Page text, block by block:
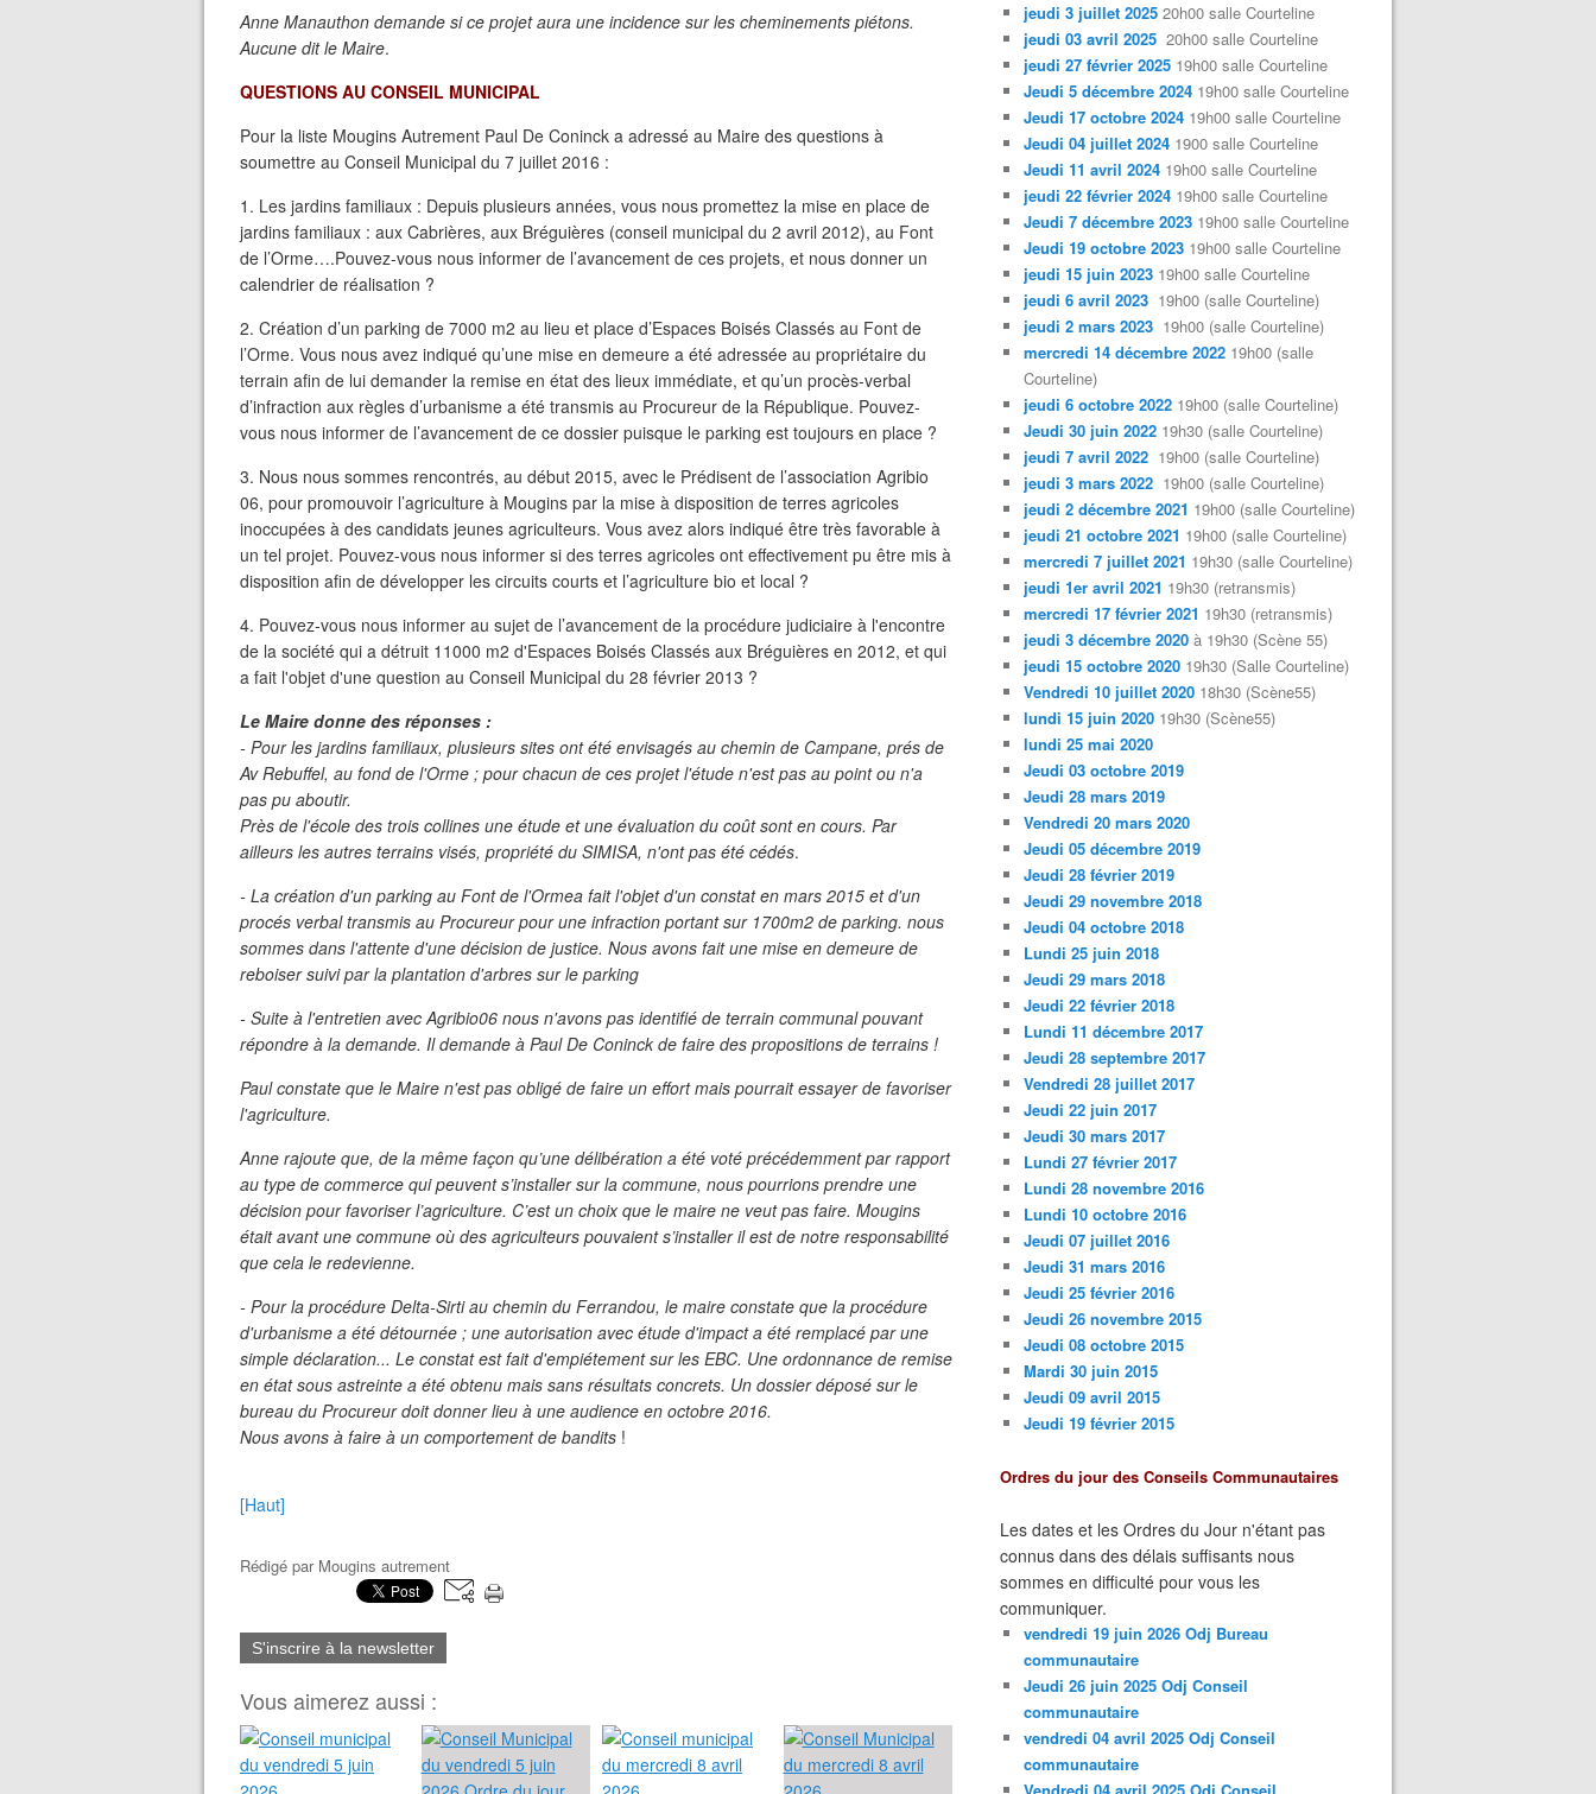
Anne Manauthon demande si ce projet aura une incidence sur les cheminements piétons.
Aucune dit le Maire.
QUESTIONS AU CONSEIL MUNICIPAL
Pour la liste Mougins Autrement Paul De Coninck a adressé au Maire des questions à
soumettre au Conseil Municipal du 7 juillet 2016 :
1. Les jardins familiaux : Depuis plusieurs années, vous nous promettez la mise en place de
jardins familiaux : aux Cabrières, aux Bréguières (conseil municipal du 2 avril 2012), au Font
de l’Orme….Pouvez-vous nous informer de l’avancement de ces projets, et nous donner un
calendrier de réalisation ?
2. Création d’un parking de 7000 m2 au lieu et place d’Espaces Boisés Classés au Font de
l’Orme. Vous nous avez indiqué qu’une mise en demeure a été adressée au propriétaire du
terrain afin de lui demander la remise en état des lieux immédiate, et qu’un procès-verbal
d’infraction aux règles d’urbanisme a été transmis au Procureur de la République. Pouvez-
vous nous informer de l’avancement de ce dossier puisque le parking est toujours en place ?
3. Nous nous sommes rencontrés, au début 2015, avec le Prédisent de l’association Agribio
06, pour promouvoir l’agriculture à Mougins par la mise à disposition de terres agricoles
inoccupées à des candidats jeunes agriculteurs. Vous avez alors indiqué être très favorable à
un tel projet. Pouvez-vous nous informer si des terres agricoles ont effectivement pu être mis à
disposition afin de développer les circuits courts et l’agriculture bio et local ?
4. Pouvez-vous nous informer au sujet de l’avancement de la procédure judiciaire à l'encontre
de la société qui a détruit 11000 m2 d'Espaces Boisés Classés aux Bréguières en 2012, et qui
a fait l'objet d'une question au Conseil Municipal du 28 février 2013 ?
Le Maire donne des réponses :
- Pour les jardins familiaux, plusieurs sites ont été envisagés au chemin de Campane, prés de
Av Rebuffel, au fond de l'Orme ; pour chacun de ces projet l'étude n'est pas au point ou n'a
pas pu aboutir.
Près de l'école des trois collines une étude et une évaluation du coût sont en cours. Par
ailleurs les autres terrains visés, propriété du SIMISA, n'ont pas été cédés.
- La création d'un parking au Font de l'Ormea fait l'objet d'un constat en mars 2015 et d'un
procés verbal transmis au Procureur pour une infraction portant sur 1700m2 de parking. nous
sommes dans l'attente d'une décision de justice. Nous avons fait une mise en demeure de
reboiser suivi par la plantation d'arbres sur le parking
- Suite à l'entretien avec Agribio06 nous n'avons pas identifié de terrain communal pouvant
répondre à la demande. Il demande à Paul De Coninck de faire des propositions de terrains !
Paul constate que le Maire n'est pas obligé de faire un effort mais pourrait essayer de favoriser
l'agriculture.
Anne rajoute que, de la même façon qu’une délibération a été voté précédemment par rapport
au type de commerce qui peuvent s’installer sur la commune, nous pourrions prendre une
décision pour favoriser l’agriculture. C’est un choix que le maire ne veut pas faire. Mougins
était avant une commune où des agriculteurs pouvaient s’installer il est de notre responsabilité
que cela le redevienne.
- Pour la procédure Delta-Sirti au chemin du Ferrandou, le maire constate que la procédure
d'urbanisme a été détournée ; une autorisation avec étude d'impact a été remplacé par une
simple déclaration... Le constat est fait d'empiétement sur les EBC. Une ordonnance de remise
en état sous astreinte a été obtenu mais sans résultats concrets. Un dossier déposé sur le
bureau du Procureur doit donner lieu à une audience en octobre 2016.
Nous avons à faire à un comportement de bandits !
[Haut]
Rédigé par Mougins autrement
S'inscrire à la newsletter
Vous aimerez aussi :
jeudi 3 juillet 2025 20h00 salle Courteline
jeudi 03 avril 2025 20h00 salle Courteline
jeudi 27 février 2025 19h00 salle Courteline
Jeudi 5 décembre 2024 19h00 salle Courteline
Jeudi 17 octobre 2024 19h00 salle Courteline
Jeudi 04 juillet 2024 1900 salle Courteline
Jeudi 11 avril 2024 19h00 salle Courteline
jeudi 22 février 2024 19h00 salle Courteline
Jeudi 7 décembre 2023 19h00 salle Courteline
Jeudi 19 octobre 2023 19h00 salle Courteline
jeudi 15 juin 2023 19h00 salle Courteline
jeudi 6 avril 2023 19h00 (salle Courteline)
jeudi 2 mars 2023 19h00 (salle Courteline)
mercredi 14 décembre 2022 19h00 (salle
Courteline)
jeudi 6 octobre 2022 19h00 (salle Courteline)
Jeudi 30 juin 2022 19h30 (salle Courteline)
jeudi 7 avril 2022 19h00 (salle Courteline)
jeudi 3 mars 2022 19h00 (salle Courteline)
jeudi 2 décembre 2021 19h00 (salle Courteline)
jeudi 21 octobre 2021 19h00 (salle Courteline)
mercredi 7 juillet 2021 19h30 (salle Courteline)
jeudi 1er avril 2021 19h30 (retransmis)
mercredi 17 février 2021 19h30 (retransmis)
jeudi 3 décembre 2020 à 19h30 (Scène 55)
jeudi 15 octobre 2020 19h30 (Salle Courteline)
Vendredi 10 juillet 2020 18h30 (Scène55)
lundi 15 juin 2020 19h30 (Scène55)
lundi 25 mai 2020
Jeudi 03 octobre 2019
Jeudi 28 mars 2019
Vendredi 20 mars 2020
Jeudi 05 décembre 2019
Jeudi 28 février 2019
Jeudi 29 novembre 2018
Jeudi 04 octobre 2018
Lundi 25 juin 2018
Jeudi 29 mars 2018
Jeudi 22 février 2018
Lundi 11 décembre 2017
Jeudi 28 septembre 2017
Vendredi 28 juillet 2017
Jeudi 22 juin 2017
Jeudi 30 mars 2017
Lundi 27 février 2017
Lundi 28 novembre 2016
Lundi 10 octobre 2016
Jeudi 07 juillet 2016
Jeudi 31 mars 2016
Jeudi 25 février 2016
Jeudi 26 novembre 2015
Jeudi 08 octobre 2015
Mardi 30 juin 2015
Jeudi 09 avril 2015
Jeudi 19 février 2015
Ordres du jour des Conseils Communautaires
Les dates et les Ordres du Jour n'étant pas
connus dans des délais suffisants nous
sommes en difficulté pour vous les
communiquer.
vendredi 19 juin 2026 Odj Bureau
communautaire
Jeudi 26 juin 2025 Odj Conseil
communautaire
vendredi 04 avril 2025 Odj Conseil
communautaire